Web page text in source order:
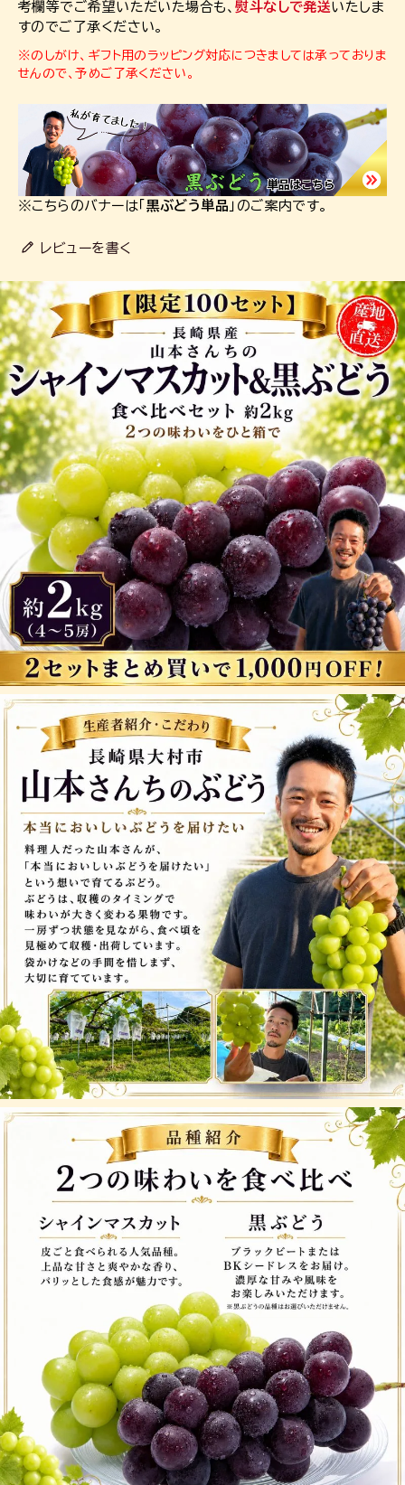
考欄等でご希望いただいた場合も、熨斗なしで発送いたしま
すのでご了承ください。
※のしがけ、ギフト用のラッピング対応につきましては承っておりま
せんので、予めご了承ください。
※こちらのバナーは「 黒ぶどう単品 」のご案内です。
レビューを書く